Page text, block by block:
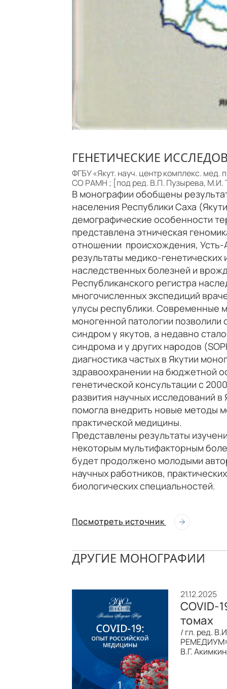
ГЕНЕТИЧЕСКИЕ
ФГБУ «Якут. науч. центр комплекс.
СО РАМН ; [под ред. В.П. Пузырева, М.И.
В монографии обобщены
населения Республики Саха
демографические особенности
представлена этническая
отношении происхождения,
результаты медико-генетических
наследственных болезней и
Республиканского регистра
многочисленных экспедиций
улусы республики. Современные
моногенной патологии
синдром у якутов, а недавно
синдрома и у других народов
диагностика частых в Якутии
здравоохранении на бюджетной
генетической консультации с
развития научных исследований
помогла внедрить новые методы
практической медицины.
Представлены результаты
некоторым мультифакторным
будет продолжено молодыми
научных работников,
биологических специальностей.
Посмотреть источник
ДРУГИЕ МОНОГРАФИИ
21.12.2025
COVID-
томах
/ гл. ред.
В.Г.